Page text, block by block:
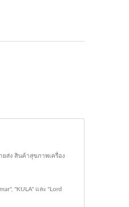
ยส่ง สินค้าสุขภาพเครื่อง
"KULA" และ "Lord